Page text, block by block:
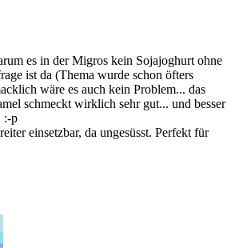
es in der Migros kein Sojajoghurt ohne
ist da (Thema wurde schon öfters
wäre es auch kein Problem... das
schmeckt wirklich sehr gut... und besser
:-p
einsetzbar, da ungesüsst. Perfekt für